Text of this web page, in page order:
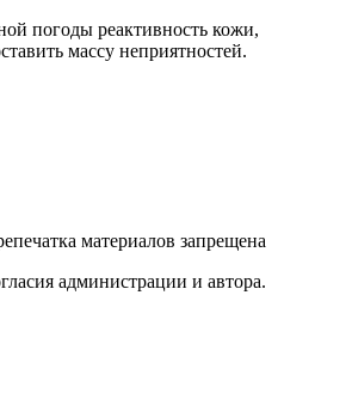
погоды реактивность кожи,
массу неприятностей.
материалов запрещена
администрации и автора.